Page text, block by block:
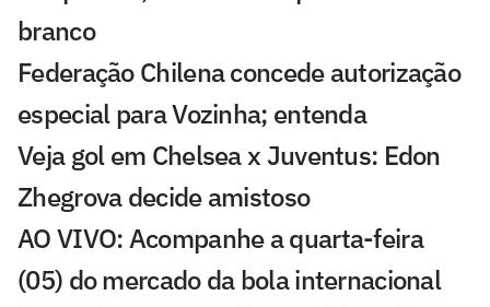
branco
Federação Chilena concede autorização
especial para Vozinha; entenda
Veja gol em Chelsea x Juventus: Edon
Zhegrova decide amistoso
AO VIVO: Acompanhe a quarta-feira
(05) do mercado da bola internacional